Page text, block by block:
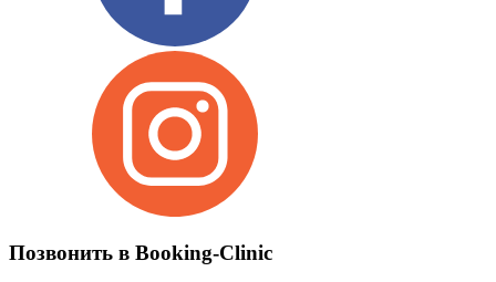
Позвонить в Booking-Clinic